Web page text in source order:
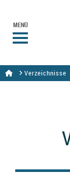
MENÜ
Verzeichnisse